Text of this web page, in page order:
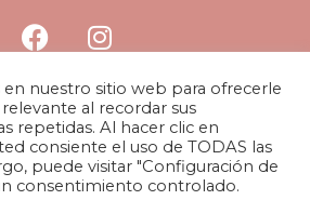
|POLÍTICA DE COOKIES|
| COPYRIGHT MiiM Clinic 2024
nuestro sitio web para ofrecerle
al recordar sus
repetidas. Al hacer clic en
consiente el uso de TODAS las
puede visitar "Configuración de
consentimiento controlado.